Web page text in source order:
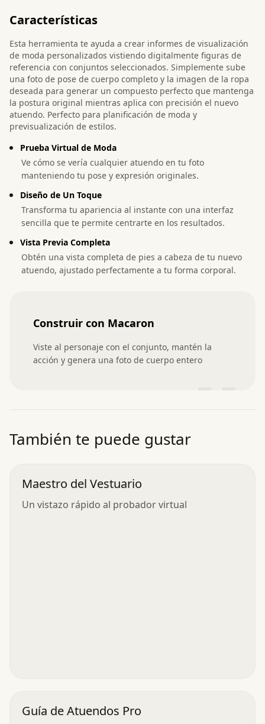
Características
Esta herramienta te ayuda a crear informes de visualización
de moda personalizados vistiendo digitalmente figuras de
referencia con conjuntos seleccionados. Simplemente sube
una foto de pose de cuerpo completo y la imagen de la ropa
deseada para generar un compuesto perfecto que mantenga
la postura original mientras aplica con precisión el nuevo
atuendo. Perfecto para planificación de moda y
previsualización de estilos.
Prueba Virtual de Moda
Ve cómo se vería cualquier atuendo en tu foto
manteniendo tu pose y expresión originales.
Diseño de Un Toque
Transforma tu apariencia al instante con una interfaz
sencilla que te permite centrarte en los resultados.
Vista Previa Completa
Obtén una vista completa de pies a cabeza de tu nuevo
atuendo, ajustado perfectamente a tu forma corporal.
Construir con Macaron
Viste al personaje con el conjunto, mantén la
acción y genera una foto de cuerpo entero
”
También te puede gustar
Maestro del Vestuario
Un vistazo rápido al probador virtual
Guía de Atuendos Pro